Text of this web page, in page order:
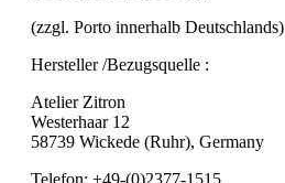
(zzgl. Porto innerhalb Deutschlands)
Hersteller /Bezugsquelle :
Atelier Zitron
Westerhaar 12
58739 Wickede (Ruhr), Germany
Telefon: +49-(0)2377-1515